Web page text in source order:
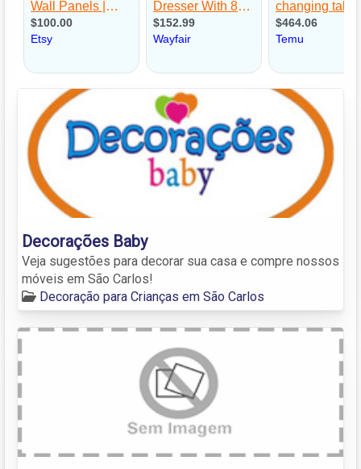
Decorações Baby
Veja sugestões para decorar sua casa e compre nossos
móveis em São Carlos!
Decoração para Crianças em São Carlos